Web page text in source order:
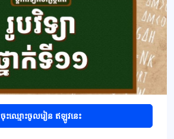
ចុះឈ្មោះចូលរៀន ឥឡូវនេះ